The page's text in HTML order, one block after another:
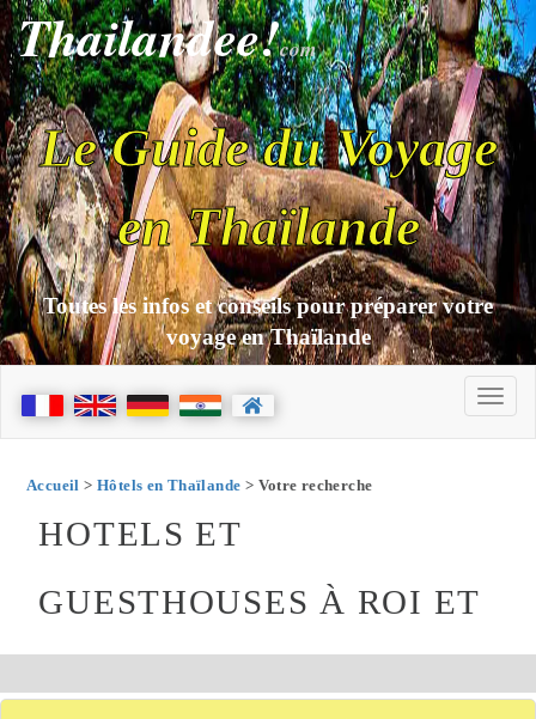
Thailandee!com
Le Guide du Voyage
en Thaïlande
Toutes les infos et conseils pour préparer votre
voyage en Thaïlande
Accueil > Hôtels en Thaïlande > Votre recherche
HOTELS ET
GUESTHOUSES À ROI ET